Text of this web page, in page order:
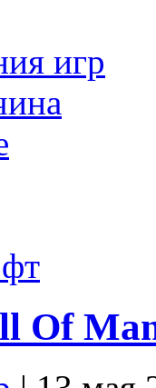
игр
Of